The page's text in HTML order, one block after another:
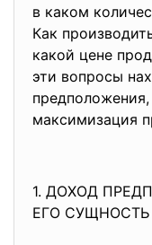
в каком
Как
какой цене
эти вопросы
максимизация
1. ДОХОД
ЕГО